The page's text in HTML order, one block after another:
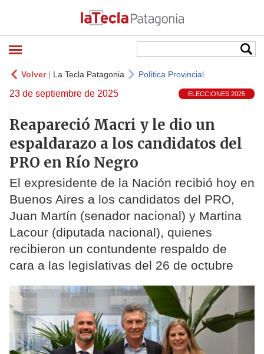
Volver| La Tecla Patagonia Política Provincial
23 de septiembre de 2025 ELECCIONES 2025
Reapareció Macri y le dio un
espaldarazo a los candidatos del
PRO en Río Negro
El expresidente de la Nación recibió hoy en
Buenos Aires a los candidatos del PRO,
Juan Martín (senador nacional) y Martina
Lacour (diputada nacional), quienes
recibieron un contundente respaldo de
cara a las legislativas del 26 de octubre